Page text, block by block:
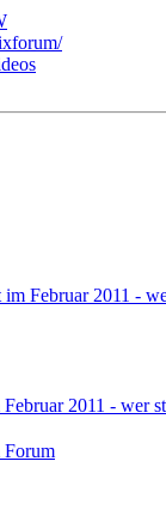
Februar 2011 -
2011 - wer